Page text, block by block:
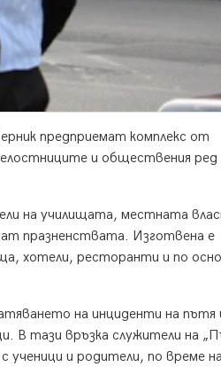
предприемат комплекс от
и обществения ред
на училищата, местната
празненствата. Изготвена е
хотели, ресторанти и по
на инциденти на пътя
В тази връзка служители на
ученици и родители, по време на